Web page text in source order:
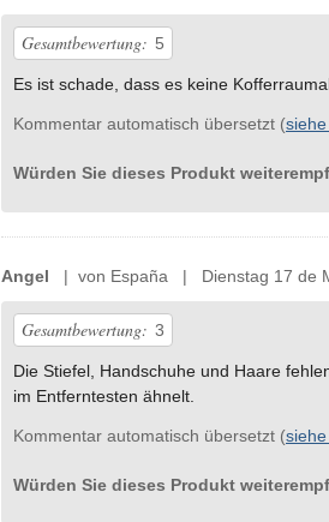
Gesamtbewertung: 5
Es ist schade, dass es keine
Kommentar automatisch übersetzt (
Würden Sie dieses Produkt
Angel | von España | Dienstag 17 de
Gesamtbewertung: 3
Die Stiefel, Handschuhe und Haare
im Entferntesten ähnelt.
Kommentar automatisch übersetzt (
Würden Sie dieses Produkt